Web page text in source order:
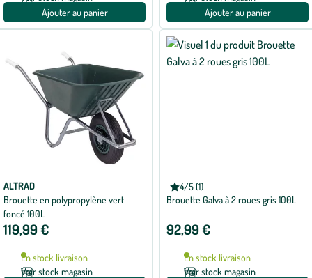
Ajouter au panier
Ajouter au panier
ALTRAD
Brouette en polypropylène vert
foncé 100L
119,99 €
En stock livraison
Voir stock magasin
4/5 (1)
Note
moyenne
sur
5
ALTRAD
Brouette Galva à 2 roues gris 100L
92,99 €
En stock livraison
Voir stock magasin